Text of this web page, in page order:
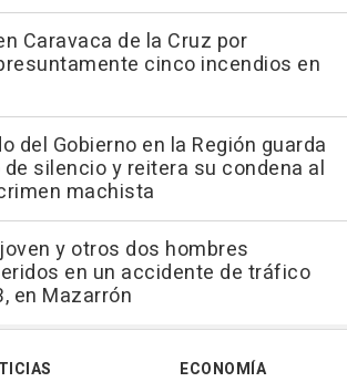
Caravaca de la Cruz por
cinco incendios en
del Gobierno en la Región guarda
silencio y reitera su condena al
machista
y otros dos hombres
en un accidente de tráfico
en Mazarrón
ECONOMÍA